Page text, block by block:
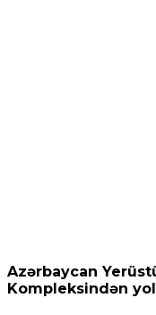
Azərbaycan
Kompleksindən